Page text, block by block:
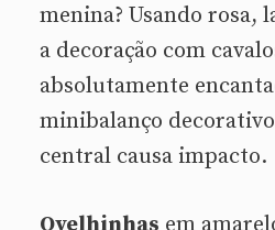
menina? Usando rosa,
a decoração com
absolutamente
minibalanço
central causa impacto.